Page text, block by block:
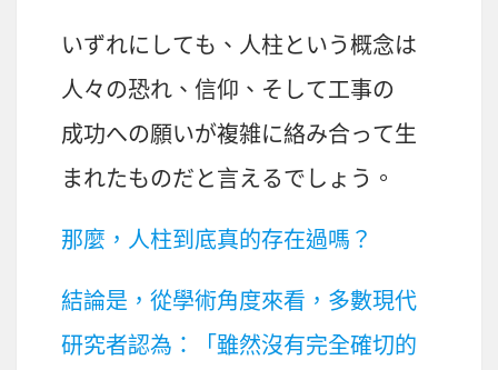
いずれにしても、 人柱という概念は
人々の恐れ、 信仰 、そして工事の
成功への願いが複雑に絡み合って生
まれたものだと言えるでしょう。
那麼，人柱到底真的存在過嗎？
結論是，從學術角度來看，多數現代
研究者認為：「雖然沒有完全確切的